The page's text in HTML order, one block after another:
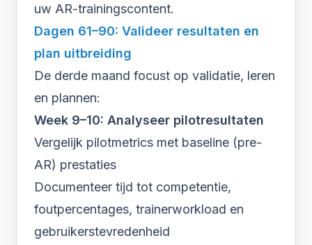
uw AR-trainingscontent.
Dagen 61–90: Valideer resultaten en
plan uitbreiding
De derde maand focust op validatie, leren
en plannen:
Week 9–10: Analyseer pilotresultaten
Vergelijk pilotmetrics met baseline (pre-
AR) prestaties
Documenteer tijd tot competentie,
foutpercentages, trainerworkload en
gebruikerstevredenheid